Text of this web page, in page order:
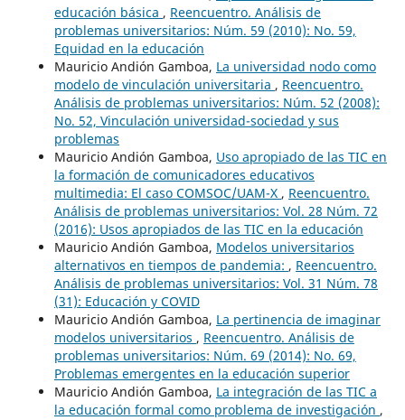
educación básica , Reencuentro. Análisis de
problemas universitarios: Núm. 59 (2010): No. 59,
Equidad en la educación
Mauricio Andión Gamboa, La universidad nodo como
modelo de vinculación universitaria , Reencuentro.
Análisis de problemas universitarios: Núm. 52 (2008):
No. 52, Vinculación universidad-sociedad y sus
problemas
Mauricio Andión Gamboa, Uso apropiado de las TIC en
la formación de comunicadores educativos
multimedia: El caso COMSOC/UAM-X , Reencuentro.
Análisis de problemas universitarios: Vol. 28 Núm. 72
(2016): Usos apropiados de las TIC en la educación
Mauricio Andión Gamboa, Modelos universitarios
alternativos en tiempos de pandemia: , Reencuentro.
Análisis de problemas universitarios: Vol. 31 Núm. 78
(31): Educación y COVID
Mauricio Andión Gamboa, La pertinencia de imaginar
modelos universitarios , Reencuentro. Análisis de
problemas universitarios: Núm. 69 (2014): No. 69,
Problemas emergentes en la educación superior
Mauricio Andión Gamboa, La integración de las TIC a
la educación formal como problema de investigación ,